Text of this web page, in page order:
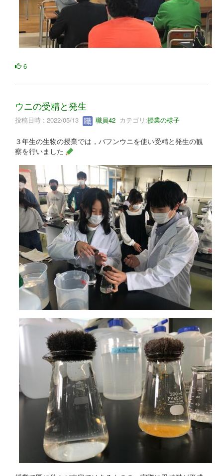
6
ウニの受精と発生
投稿日時 : 2022/05/13 職員42 カテゴリ:授業の様子
３年生の生物の授業では，バフンウニを使い受精と発生の観
察を行いました